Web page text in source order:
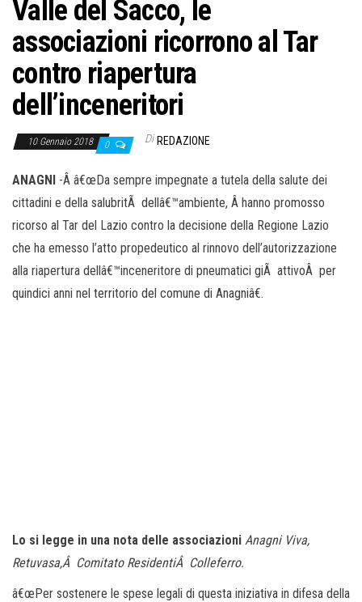
Valle del Sacco, le
associazioni ricorrono al Tar
contro riapertura
dell’inceneritori
10 Gennaio 2018 0 Di REDAZIONE
ANAGNI -Â â€œDa sempre impegnate a tutela della salute dei
cittadini e della salubritÃ dellâ€™ambiente, Â hanno promosso
ricorso al Tar del Lazio contro la decisione della Regione Lazio
che ha emesso l’atto propedeutico al rinnovo dell’autorizzazione
alla riapertura dellâ€™inceneritore di pneumatici giÃ attivoÂ per
quindici anni nel territorio del comune di Anagniâ€.
Lo si legge in una nota delle associazioni Anagni Viva,
Retuvasa,Â Comitato ResidentiÂ Colleferro.
â€œPer sostenere le spese legali di questa iniziativa in difesa della